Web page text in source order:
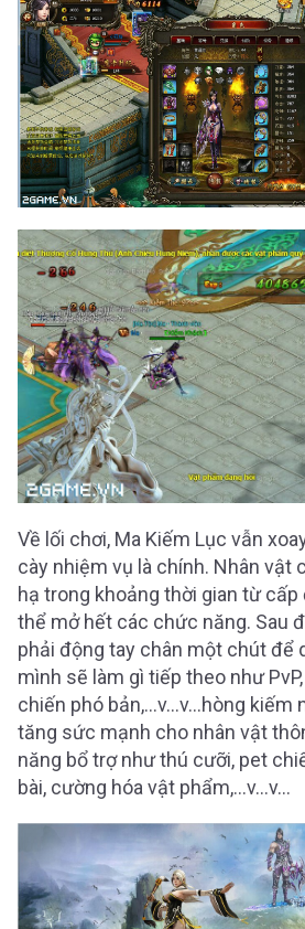
Về lối chơi, Ma Kiếm Lục vẫn
cày nhiệm vụ là chính. Nhân vật
hạ trong khoảng thời gian từ
thể mở hết các chức năng. Sau
phải động tay chân một chút để
mình sẽ làm gì tiếp theo như
chiến phó bản,…v…v…hòng kiếm
tăng sức mạnh cho nhân vật
năng bổ trợ như thú cưỡi, pet
bài, cường hóa vật phẩm,…v…v…